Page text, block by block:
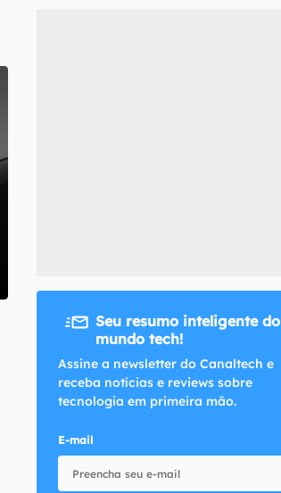
Seu resumo inteligente do
mundo tech!
Assine a newsletter do Canaltech e
receba notícias e reviews sobre
tecnologia em primeira mão.
E-mail